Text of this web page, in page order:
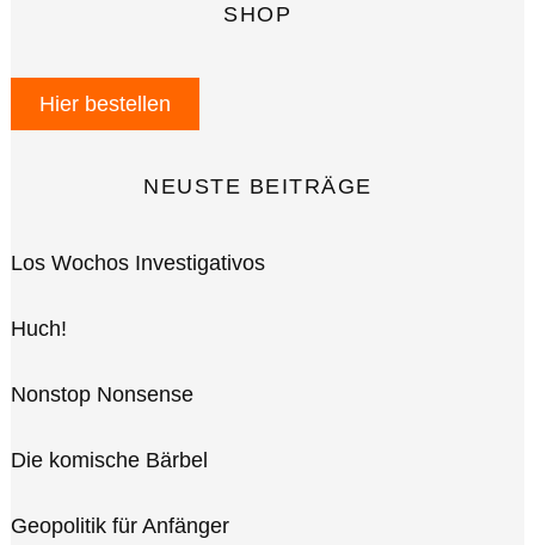
SHOP
Hier bestellen
NEUSTE BEITRÄGE
Los Wochos Investigativos
Huch!
Nonstop Nonsense
Die komische Bärbel
Geopolitik für Anfänger